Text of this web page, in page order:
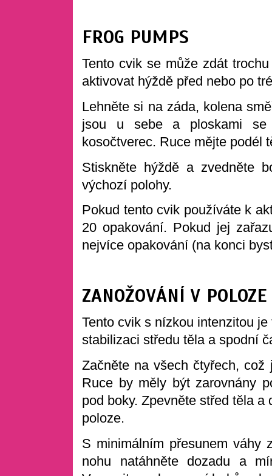
FROG PUMPS
Tento cvik se může zdát
aktivovat hýždě před nebo po
Lehněte si na záda, kolena
jsou u sebe a ploskami se
kosočtverec. Ruce mějte podél
Stiskněte hýždě a zvedněte
výchozí polohy.
Pokud tento cvik používáte k
20 opakování. Pokud jej
nejvíce opakování (na konci
ZANOŽOVÁNÍ V
Tento cvik s nízkou intenzitou
stabilizaci středu těla a spodní
Začněte na všech čtyřech,
Ruce by měly být zarovnány
pod boky. Zpevněte střed těla
poloze.
S minimálním přesunem váhy
nohu natáhněte dozadu a